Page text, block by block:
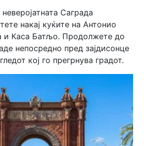
Саграда
накај куќите на Антонио
и Каса Батљо. Продолжете до
непосредно пред зајдисонце
кој го прегрнува градот.